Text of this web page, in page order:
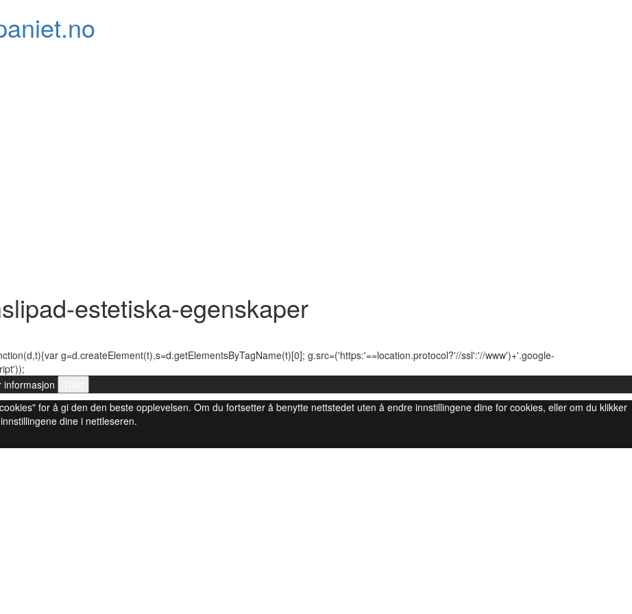
estetiska-egenskaper
g=d.createElement(t),s=d.getElementsByTagName(t)[0]; g.src=('https:'==location.protocol?'//ssl':'//www')+'.google-
informasjon
for å gi den den beste opplevelsen. Om du fortsetter å benytte nettstedet uten å endre innstillingene dine for cookies, eller om du klikker
dine i nettleseren.